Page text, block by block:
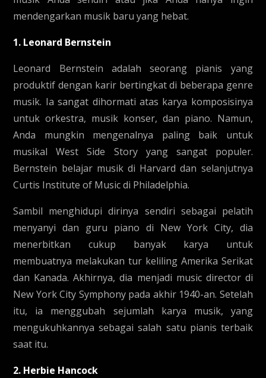
mendengarkan musik baru yang hebat.
1. Leonard Bernstein
Leonard Bernstein adalah seorang pianis yang
produktif dengan karir bertingkat di beberapa genre
musik. Ia sangat dihormati atas karya komposisinya
untuk orkestra, musik konser, dan piano. Namun,
Anda mungkin mengenalnya paling baik untuk
musikal West Side Story yang sangat populer.
Bernstein belajar musik di Harvard dan selanjutnya
Curtis Institute of Music di Philadelphia.
Sambil menghidupi dirinya sendiri sebagai pelatih
menyanyi dan guru piano di New York City, dia
menerbitkan cukup banyak karya untuk
membuatnya melakukan tur keliling Amerika Serikat
dan Kanada. Akhirnya, dia menjadi music director di
New York City Symphony pada akhir 1940-an. Setelah
itu, ia menggubah sejumlah karya musik, yang
mengukuhkannya sebagai salah satu pianis terbaik
saat itu.
2. Herbie Hancock